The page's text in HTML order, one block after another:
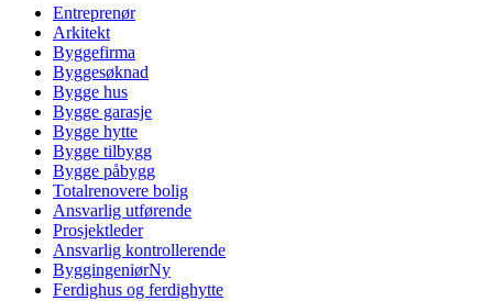
Entreprenør
Arkitekt
Byggefirma
Byggesøknad
Bygge hus
Bygge garasje
Bygge hytte
Bygge tilbygg
Bygge påbygg
Totalrenovere bolig
Ansvarlig utførende
Prosjektleder
Ansvarlig kontrollerende
ByggingeniørNy
Ferdighus og ferdighytte